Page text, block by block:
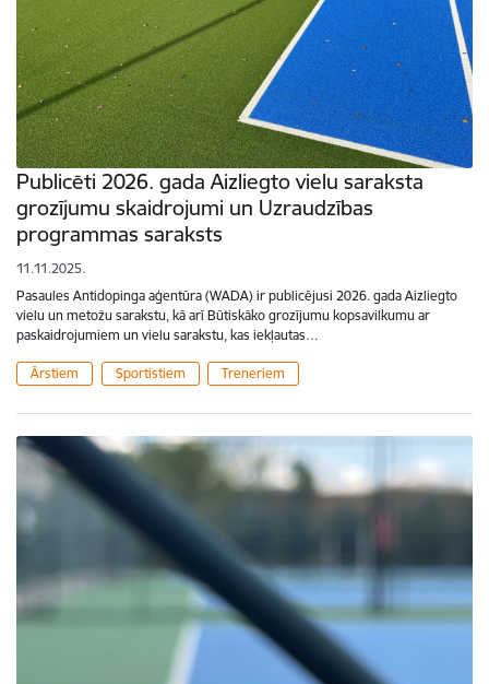
Publicēti 2026. gada Aizliegto vielu saraksta
grozījumu skaidrojumi un Uzraudzības
programmas saraksts
11.11.2025.
Pasaules Antidopinga aģentūra (WADA) ir publicējusi 2026. gada Aizliegto
vielu un metožu sarakstu, kā arī Būtiskāko grozījumu kopsavilkumu ar
paskaidrojumiem un vielu sarakstu, kas iekļautas…
Ārstiem Sportistiem Treneriem